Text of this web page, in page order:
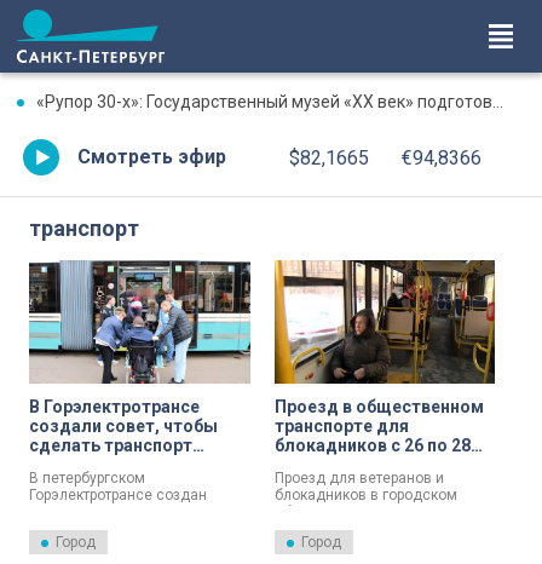
«Рупор 30-х»: Государственный музей «XX век» подготовил программу памяти писателя Михаила Зощенко
Смотреть эфир $82,1665 €94,8366
транспорт
В Горэлектротрансе
создали совет, чтобы
сделать транспорт
для людей с
инвалидностью
В петербургском
Горэлектротрансе создан
доступной среде. Помимо
представителей ведомства и
Город
Проезд в общественном
транспорте для
блокадников с 26 по 28
бесплатным
Проезд для ветеранов и
блокадников в городском
26го по 28е января будет
бесплатным. Об этом сообщил
Город